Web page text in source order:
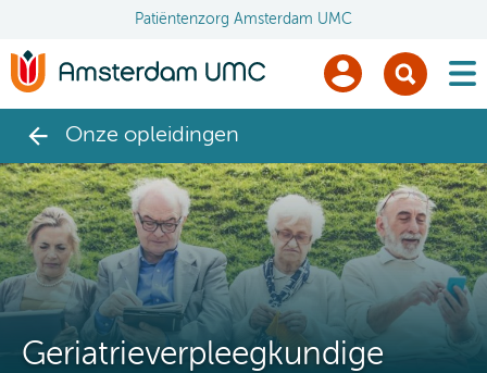
Patiëntenzorg Amsterdam UMC
Onze opleidingen
Geriatrieverpleegkundige